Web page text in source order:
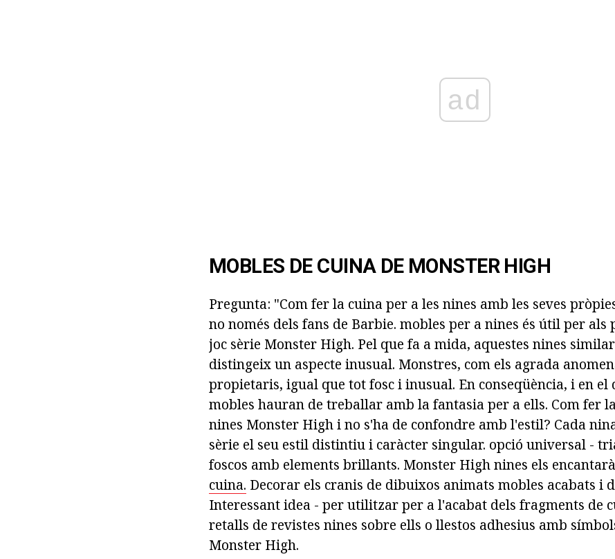
ad
MOBLES DE CUINA DE MONSTER HIGH
Pregunta: "Com fer la cuina per a les nines amb les seves
no només dels fans de Barbie. mobles per a nines és útil per als
joc sèrie Monster High. Pel que fa a mida, aquestes nines
distingeix un aspecte inusual. Monstres, com els agrada
propietaris, igual que tot fosc i inusual. En conseqüència, i en el
mobles hauran de treballar amb la fantasia per a ells. Com fer
nines Monster High i no s'ha de confondre amb l'estil? Cada
sèrie el seu estil distintiu i caràcter singular. opció universal -
foscos amb elements brillants. Monster High nines els
cuina. Decorar els cranis de dibuixos animats mobles acabats i
Interessant idea - per utilitzar per a l'acabat dels fragments de
retalls de revistes nines sobre ells o llestos adhesius amb
Monster High.